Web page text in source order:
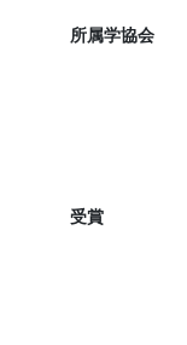
所属学協会
受賞